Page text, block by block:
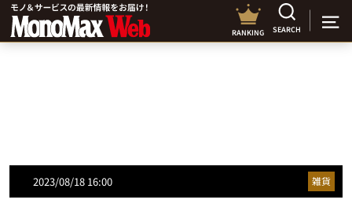
RANKING SEARCH
2023/08/18 16:00 雑貨